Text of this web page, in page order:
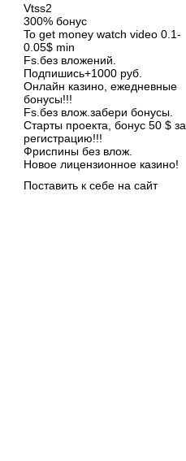
Vtss2
300% бонус
To get money watch video 0.1-
0.05$ min
Fs.без вложений.
Подпишись+1000 руб.
Онлайн казино, ежедневные
бонусы!!!
Fs.без влож.забери бонусы.
Старты проекта, бонус 50 $ за
регистрацию!!!
Фриспины без влож.
Новое лицензионное казино!
Поставить к себе на сайт